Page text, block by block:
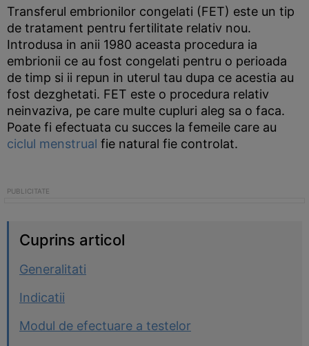
Transferul embrionilor congelati (FET) este un tip
de tratament pentru fertilitate relativ nou.
Introdusa in anii 1980 aceasta procedura ia
embrionii ce au fost congelati pentru o perioada
de timp si ii repun in uterul tau dupa ce acestia au
fost dezghetati. FET este o procedura relativ
neinvaziva, pe care multe cupluri aleg sa o faca.
Poate fi efectuata cu succes la femeile care au
ciclul menstrual fie natural fie controlat.
Cuprins articol
Generalitati
Indicatii
Modul de efectuare a testelor